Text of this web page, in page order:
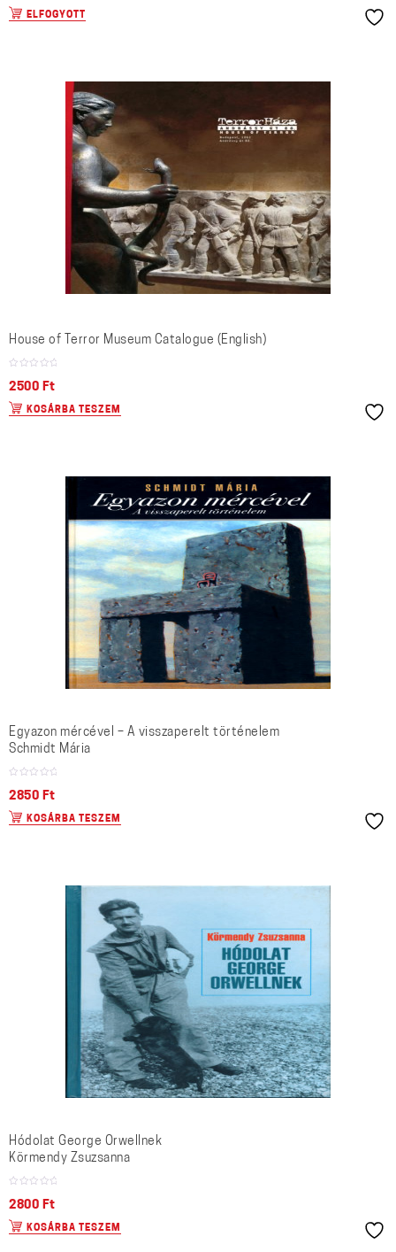
ELFOGYOTT
House of Terror Museum Catalogue (English)
2500 Ft
KOSÁRBA TESZEM
Egyazon mércével – A visszaperelt történelem
Schmidt Mária
2850 Ft
KOSÁRBA TESZEM
Hódolat George Orwellnek
Körmendy Zsuzsanna
2800 Ft
KOSÁRBA TESZEM